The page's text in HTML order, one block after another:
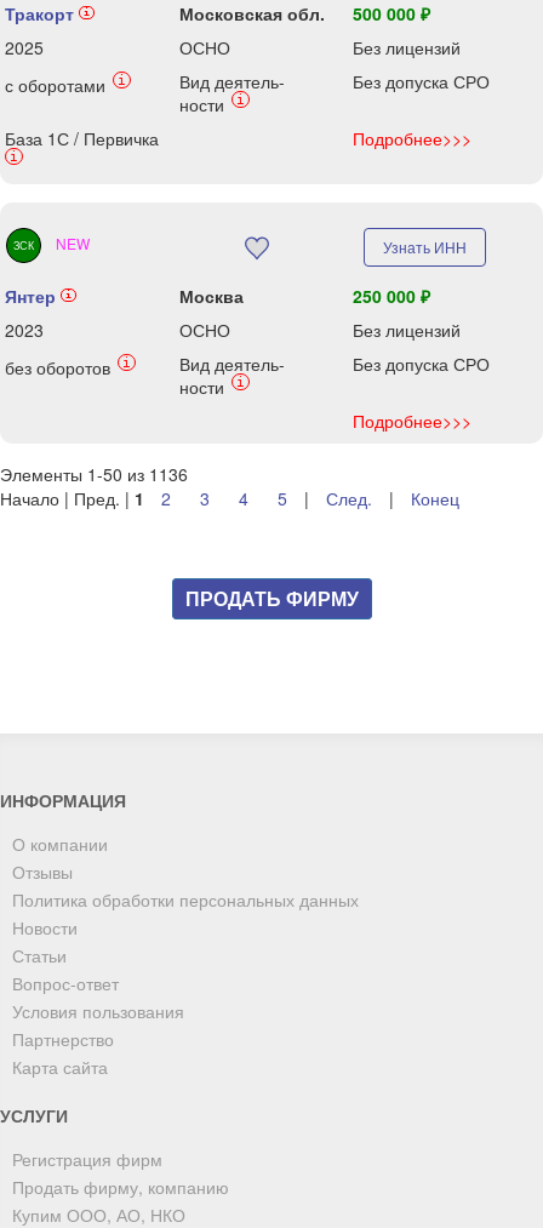
Тракорт i Московская обл.
500 000 ₽
2025
ОСНО
Без лицензий
с оборотами
i
Вид деятель-
ности
i
Без допуска СРО
База 1С / Первичка
i
Подробнее>>>
ЗСК NEW Узнать ИНН
Янтер i Москва
250 000 ₽
2023
ОСНО
Без лицензий
без оборотов
i
Вид деятель-
ности
i
Без допуска СРО
Подробнее>>>
Элементы 1-50 из 1136
Начало | Пред. | 1 2 3 4 5 | След. | Конец
ПРОДАТЬ ФИРМУ
ИНФОРМАЦИЯ
О компании
Отзывы
Политика обработки персональных данных
Новости
Статьи
Вопрос-ответ
Условия пользования
Партнерство
Карта сайта
УСЛУГИ
Регистрация фирм
Продать фирму, компанию
Купим ООО, АО, НКО